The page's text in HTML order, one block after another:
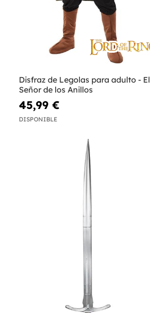
Disfraz de Legolas para adulto - El
Señor de los Anillos
45,99 €
DISPONIBLE